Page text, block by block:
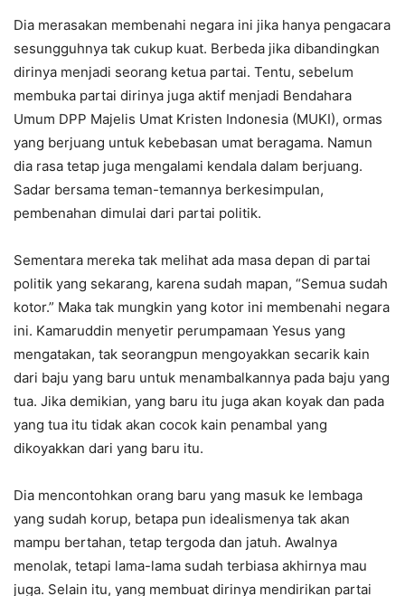
Dia merasakan membenahi negara ini jika hanya pengacara
sesungguhnya tak cukup kuat. Berbeda jika dibandingkan
dirinya menjadi seorang ketua partai. Tentu, sebelum
membuka partai dirinya juga aktif menjadi Bendahara
Umum DPP Majelis Umat Kristen Indonesia (MUKI), ormas
yang berjuang untuk kebebasan umat beragama. Namun
dia rasa tetap juga mengalami kendala dalam berjuang.
Sadar bersama teman-temannya berkesimpulan,
pembenahan dimulai dari partai politik.
Sementara mereka tak melihat ada masa depan di partai
politik yang sekarang, karena sudah mapan, “Semua sudah
kotor.” Maka tak mungkin yang kotor ini membenahi negara
ini. Kamaruddin menyetir perumpamaan Yesus yang
mengatakan, tak seorangpun mengoyakkan secarik kain
dari baju yang baru untuk menambalkannya pada baju yang
tua. Jika demikian, yang baru itu juga akan koyak dan pada
yang tua itu tidak akan cocok kain penambal yang
dikoyakkan dari yang baru itu.
Dia mencontohkan orang baru yang masuk ke lembaga
yang sudah korup, betapa pun idealismenya tak akan
mampu bertahan, tetap tergoda dan jatuh. Awalnya
menolak, tetapi lama-lama sudah terbiasa akhirnya mau
juga. Selain itu, yang membuat dirinya mendirikan partai